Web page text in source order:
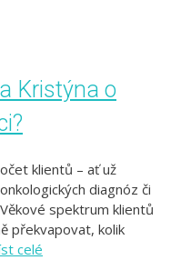
Kristýna o
klientů – ať už
diagnóz či
spektrum klientů
překvapovat, kolik
celé